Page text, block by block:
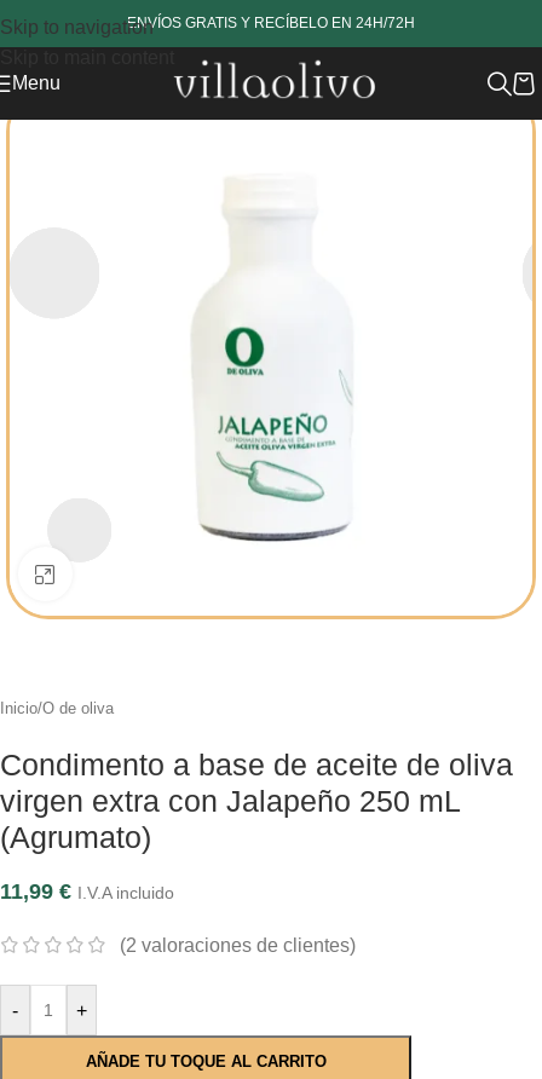
www.revestech.com
Skip to navigationENVÍOS GRATIS Y RECÍBELO EN 24H/72H
Menu
Inicio/O de oliva
Condimento a base de aceite de oliva
virgen extra con Jalapeño 250 mL
(Agrumato)
11,99 € I.V.A incluido
(2 valoraciones de clientes)
- +
AÑADE TU TOQUE AL CARRITO